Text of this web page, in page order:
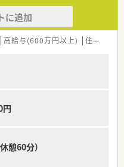
に追加
高給与(600万円以上) 住宅補助(手当)あり
円
憩60分）